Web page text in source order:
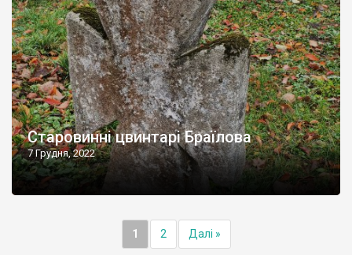
Старовинні цвинтарі Браїлова
7 Грудня, 2022
1 2 Далі »